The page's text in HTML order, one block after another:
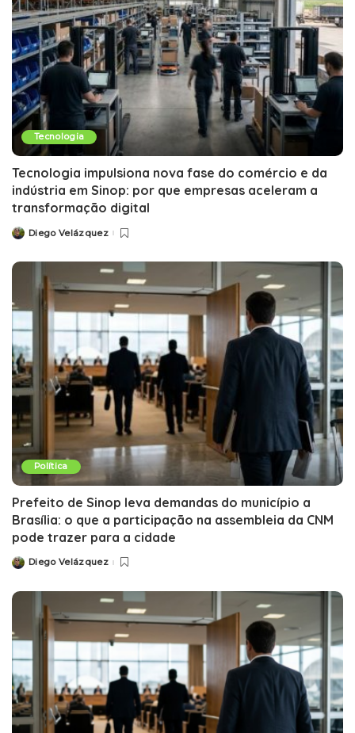
Tecnologia
Tecnologia impulsiona nova fase do comércio e da
indústria em Sinop: por que empresas aceleram a
transformação digital
Diego Velázquez
Política
Prefeito de Sinop leva demandas do município a
Brasília: o que a participação na assembleia da CNM
pode trazer para a cidade
Diego Velázquez